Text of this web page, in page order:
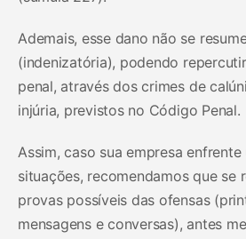
Ademais, esse dano não se
(indenizatória), podendo
penal, através dos crimes de
injúria, previstos no Código Penal.
Assim, caso sua empresa enfrente
situações, recomendamos que se
provas possíveis das ofensas
mensagens e conversas), antes